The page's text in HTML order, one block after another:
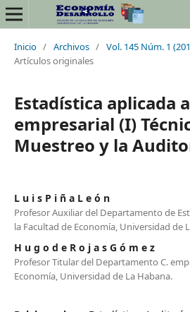
Inicio / Archivos / Vol. 145 Núm. 1
Artículos originales
Estadística aplicada
empresarial (I)
Muestreo y la
L u i s P i ñ a L e ó n
Profesor Auxiliar del Departamento de
la Facultad de Economía, Universidad de
H u g o d e R o j a s G ó m e z
Profesor Titular del Departamento C.
Economía, Universidad de La Habana.